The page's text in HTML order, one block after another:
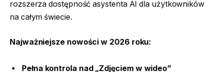
rozszerza dostępność asystenta AI dla użytkowników
na całym świecie.
Najważniejsze nowości w 2026 roku:
Pełna kontrola nad „Zdjęciem w wideo”